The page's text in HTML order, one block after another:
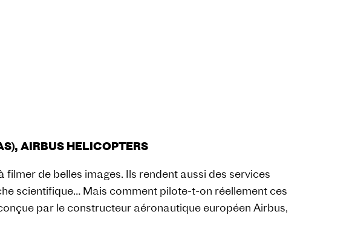
AIRBUS HELICOPTERS
de belles images. Ils rendent aussi des services
scientifique… Mais comment pilote-t-on réellement ces
par le constructeur aéronautique européen Airbus,